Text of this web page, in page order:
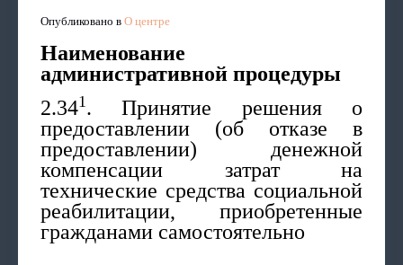
Опубликовано вО центре
Наименование
административной процедуры
2.341. Принятие решения о
предоставлении (об отказе в
предоставлении) денежной
компенсации затрат на
технические средства социальной
реабилитации, приобретенные
гражданами самостоятельно